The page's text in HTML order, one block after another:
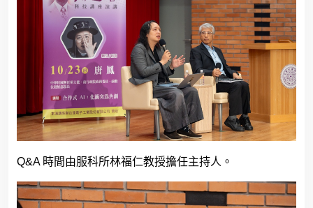
Q&A 時間由服科所林福仁教授擔任主持人。